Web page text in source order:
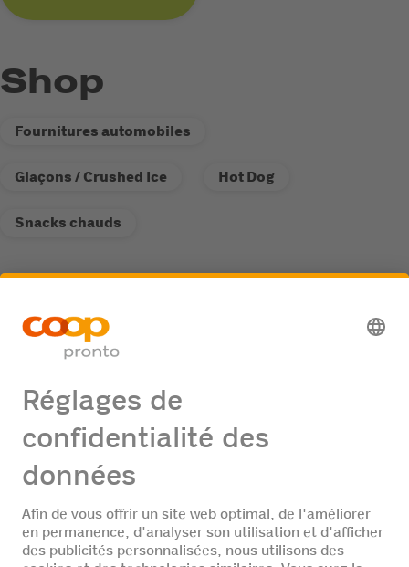
Shop
Fournitures automobiles
Glaçons / Crushed Ice Hot Dog
Snacks chauds
Service
Offres d'emploi